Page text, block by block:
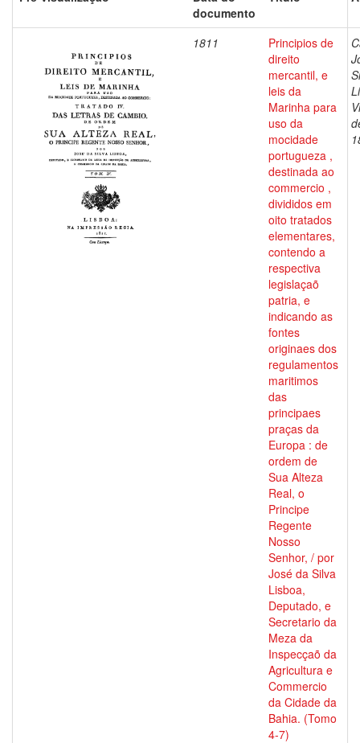
documento
1811
Principios de
direito
mercantil, e
leis da
Marinha para
uso da
mocidade
portugueza ,
destinada ao
commercio ,
divididos em
oito tratados
elementares,
contendo a
respectiva
legislaçaõ
patria, e
indicando as
fontes
originaes dos
regulamentos
maritimos
das
principaes
praças da
Europa : de
ordem de
Sua Alteza
Real, o
Principe
Regente
Nosso
Senhor, / por
José da Silva
Lisboa,
Deputado, e
Secretario da
Meza da
Inspecçaõ da
Agricultura e
Commercio
da Cidade da
Bahia. (Tomo
4-7)